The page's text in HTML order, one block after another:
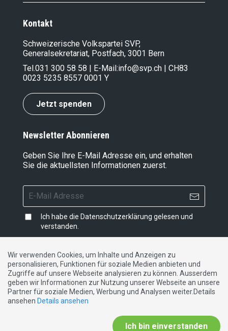
Kontakt
Schweizerische Volkspartei SVP,
Generalsekretariat, Postfach, 3001 Bern
Tel.031 300 58 58 | E-Mail:info@svp.ch | CH83
0023 5235 8557 0001 Y
Jetzt spenden
Newsletter Abonnieren
Geben Sie Ihre E-Mail Adresse ein, und erhalten
Sie die aktuellsten Informationen zuerst.
Ich habe die Datenschutzerklärung gelesen und
verstanden.
Impressum|Datenschutzerklärung|Kontakt
DE FR IT
Wir verwenden Cookies, um Inhalte und Anzeigen zu
personalisieren, Funktionen für soziale Medien anbieten und
Zugriffe auf unsere Webseite analysieren zu können. Ausserdem
geben wir Informationen zur Nutzung unserer Webseite an unsere
Partner für soziale Medien, Werbung und Analysen weiter.Details
ansehen Details ansehen
Ich bin einverstanden